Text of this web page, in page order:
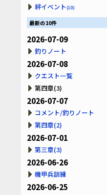
絆イベント (10)
最新の10件
2026-07-09
釣りノート
2026-07-08
クエスト一覧
第四章(3)
2026-07-07
コメント/釣りノート
第四章(2)
2026-07-01
第三章(3)
2026-06-26
機甲兵訓練
2026-06-25